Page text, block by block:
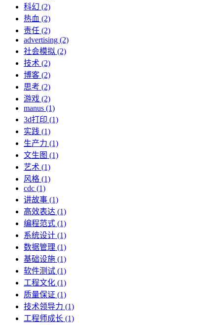
科幻 (2)
热血 (2)
责任 (2)
advertising (2)
社会模拟 (2)
技术 (2)
博客 (2)
思考 (2)
游戏 (2)
manus (1)
3d打印 (1)
实践 (1)
生产力 (1)
文生图 (1)
艺术 (1)
风格 (1)
cdc (1)
讲故事 (1)
高效表达 (1)
编程范式 (1)
系统设计 (1)
数据管理 (1)
基础设施 (1)
软件测试 (1)
工程文化 (1)
质量保证 (1)
技术领导力 (1)
工程师成长 (1)